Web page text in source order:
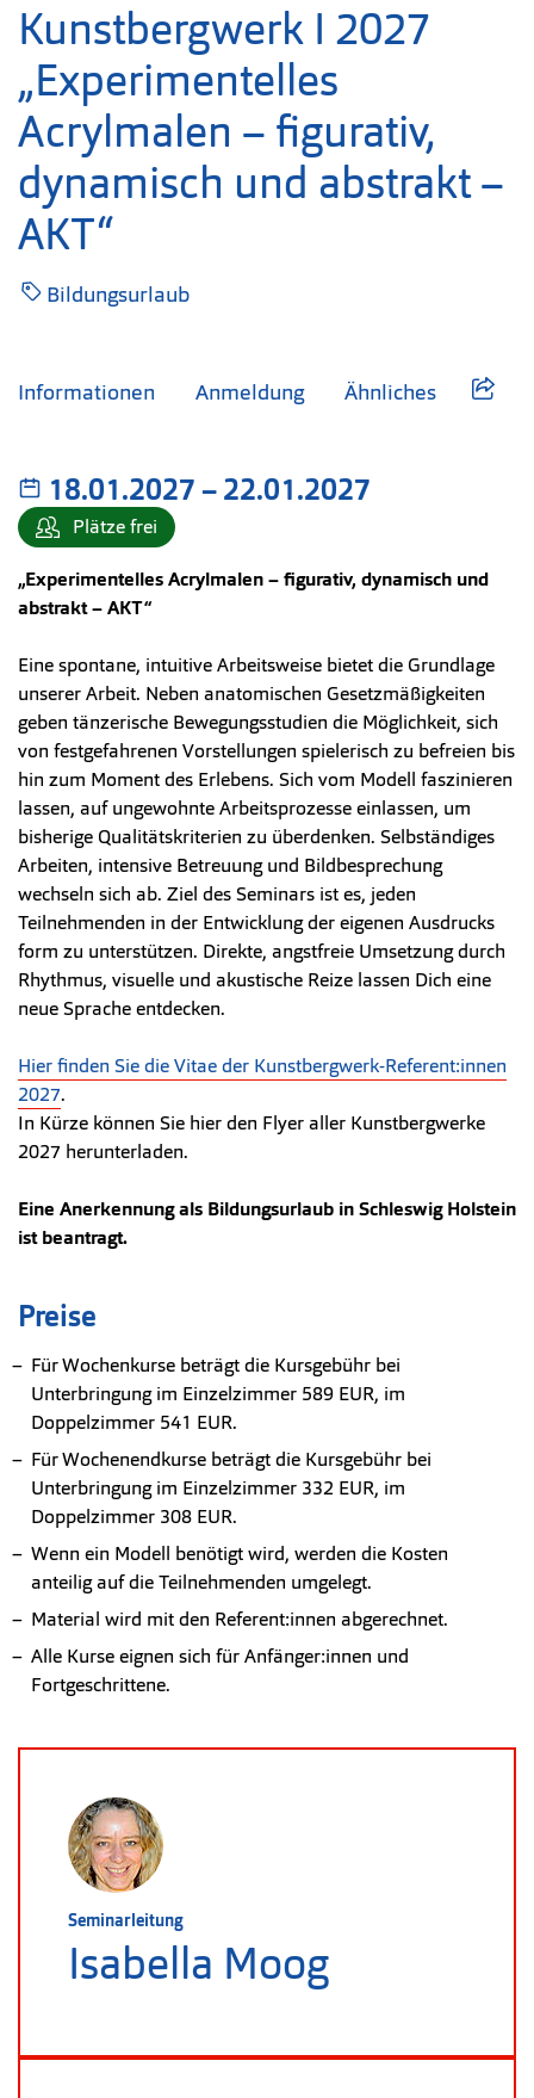
Kunstbergwerk I 2027
„Experimentelles
Acrylmalen – figurativ,
dynamisch und abstrakt –
AKT“
Bildungsurlaub
Informationen Anmeldung Ähnliches
18.01.2027–bis
22.01.2027
Plätze frei
„Experimentelles Acrylmalen – figurativ, dynamisch und
abstrakt – AKT“
Eine spontane, intuitive Arbeitsweise bietet die Grundlage
unserer Arbeit. Neben anatomischen Gesetzmäßigkeiten
geben tänzerische Bewegungsstudien die Möglichkeit, sich
von festgefahrenen Vorstellungen spielerisch zu befreien bis
hin zum Moment des Erlebens. Sich vom Modell faszinieren
lassen, auf ungewohnte Arbeitsprozesse einlassen, um
bisherige Qualitätskriterien zu überdenken. Selbständiges
Arbeiten, intensive Betreuung und Bildbesprechung
wechseln sich ab. Ziel des Seminars ist es, jeden
Teilnehmenden in der Entwicklung der eigenen Ausdrucks
form zu unterstützen. Direkte, angstfreie Umsetzung durch
Rhythmus, visuelle und akustische Reize lassen Dich eine
neue Sprache entdecken.
Hier finden Sie die Vitae der Kunstbergwerk-Referent:innen
2027.
In Kürze können Sie hier den Flyer aller Kunstbergwerke
2027 herunterladen.
Eine Anerkennung als Bildungsurlaub in Schleswig Holstein
ist beantragt.
Preise
Für Wochenkurse beträgt die Kursgebühr bei
Unterbringung im Einzelzimmer 589 EUR, im
Doppelzimmer 541 EUR.
Für Wochenendkurse beträgt die Kursgebühr bei
Unterbringung im Einzelzimmer 332 EUR, im
Doppelzimmer 308 EUR.
Wenn ein Modell benötigt wird, werden die Kosten
anteilig auf die Teilnehmenden umgelegt.
Material wird mit den Referent:innen abgerechnet.
Alle Kurse eignen sich für Anfänger:innen und
Fortgeschrittene.
Seminarleitung
Isabella Moog